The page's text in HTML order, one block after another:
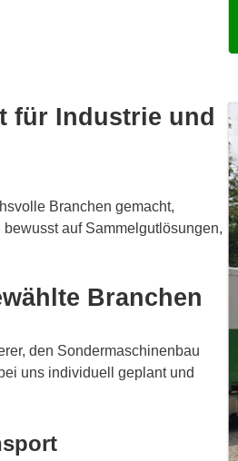
für Industrie und
Branchen gemacht,
auf Sammelgutlösungen,
Branchen
den Sondermaschinenbau
uns individuell geplant und